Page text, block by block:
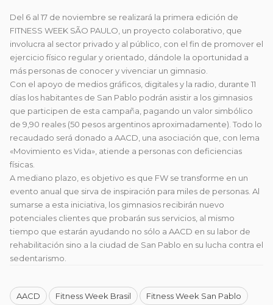
Del 6 al 17 de noviembre se realizará la primera edición de
FITNESS WEEK SÃO PAULO, un proyecto colaborativo, que
involucra al sector privado y al público, con el fin de promover el
ejercicio físico regular y orientado, dándole la oportunidad a
más personas de conocer y vivenciar un gimnasio.
Con el apoyo de medios gráficos, digitales y la radio, durante 11
días los habitantes de San Pablo podrán asistir a los gimnasios
que participen de esta campaña, pagando un valor simbólico
de 9,90 reales (50 pesos argentinos aproximadamente). Todo lo
recaudado será donado a AACD, una asociación que, con lema
«Movimiento es Vida», atiende a personas con deficiencias
físicas.
A mediano plazo, es objetivo es que FW se transforme en un
evento anual que sirva de inspiración para miles de personas. Al
sumarse a esta iniciativa, los gimnasios recibirán nuevo
potenciales clientes que probarán sus servicios, al mismo
tiempo que estarán ayudando no sólo a AACD en su labor de
rehabilitación sino a la ciudad de San Pablo en su lucha contra el
sedentarismo.
AACD Fitness Week Brasil Fitness Week San Pablo